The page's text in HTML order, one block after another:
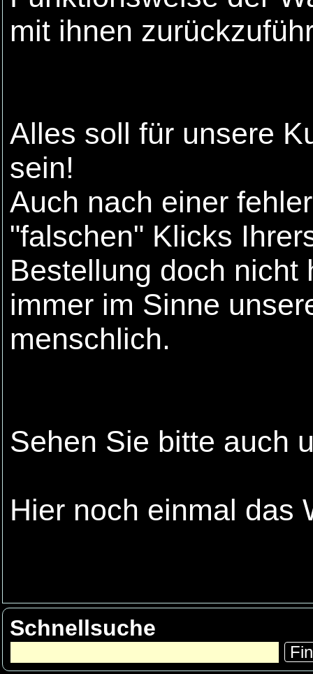
mit ihnen
Alles soll für unsere
sein!
Auch nach einer
"falschen" Klicks
Bestellung doch nicht
immer im Sinne
menschlich.
Sehen Sie bitte auch
Hier noch einmal das
Schnellsuche